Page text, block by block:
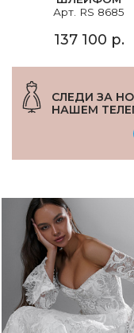
Арт. RS 8685
137 100 р.
СЛЕДИ ЗА
НАШЕМ